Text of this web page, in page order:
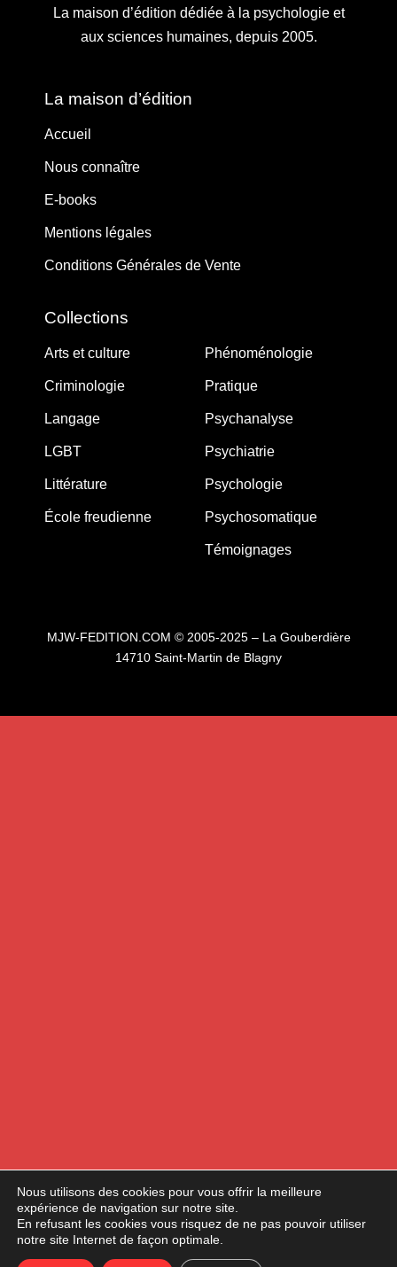
La maison d’édition dédiée à la psychologie et
aux sciences humaines, depuis 2005.
La maison d’édition
Accueil
Nous connaître
E-books
Mentions légales
Conditions Générales de Vente
Collections
Arts et culture
Criminologie
Langage
LGBT
Littérature
École freudienne
Phénoménologie
Pratique
Psychanalyse
Psychiatrie
Psychologie
Psychosomatique
Témoignages
MJW-FEDITION.COM © 2005-2025 – La Gouberdière
14710 Saint-Martin de Blagny
Nous utilisons des cookies pour vous offrir la meilleure
expérience de navigation sur notre site.
En refusant les cookies vous risquez de ne pas pouvoir utiliser
notre site Internet de façon optimale.